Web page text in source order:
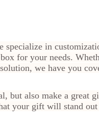
in
for your needs.
we have you
but also make a great
your gift will stand